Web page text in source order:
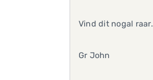
Vind dit nogal raar.
Gr John